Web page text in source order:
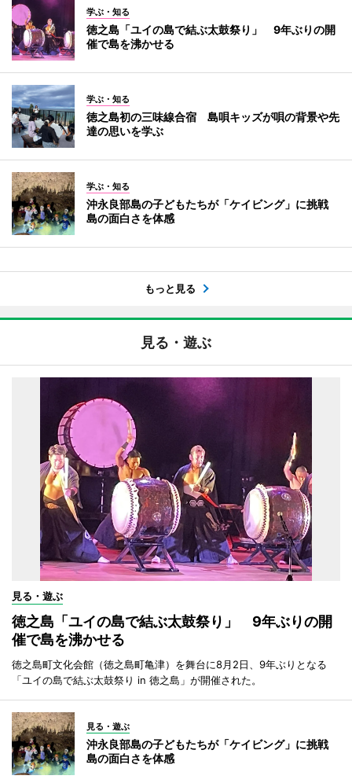
学ぶ・知る
徳之島「ユイの島で結ぶ太鼓祭り」 9年ぶりの開
催で島を沸かせる
学ぶ・知る
徳之島初の三味線合宿 島唄キッズが唄の背景や先
達の思いを学ぶ
学ぶ・知る
沖永良部島の子どもたちが「ケイビング」に挑戦
島の面白さを体感
もっと見る
見る・遊ぶ
見る・遊ぶ
徳之島「ユイの島で結ぶ太鼓祭り」 9年ぶりの開
催で島を沸かせる
徳之島町文化会館（徳之島町亀津）を舞台に8月2日、9年ぶりとなる
「ユイの島で結ぶ太鼓祭り in 徳之島」が開催された。
見る・遊ぶ
沖永良部島の子どもたちが「ケイビング」に挑戦
島の面白さを体感